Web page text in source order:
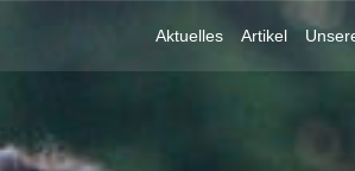
Aktuelles Artikel